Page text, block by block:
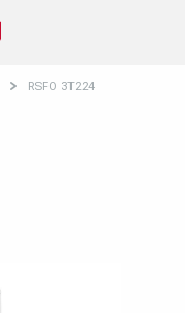
RSFO 3T224